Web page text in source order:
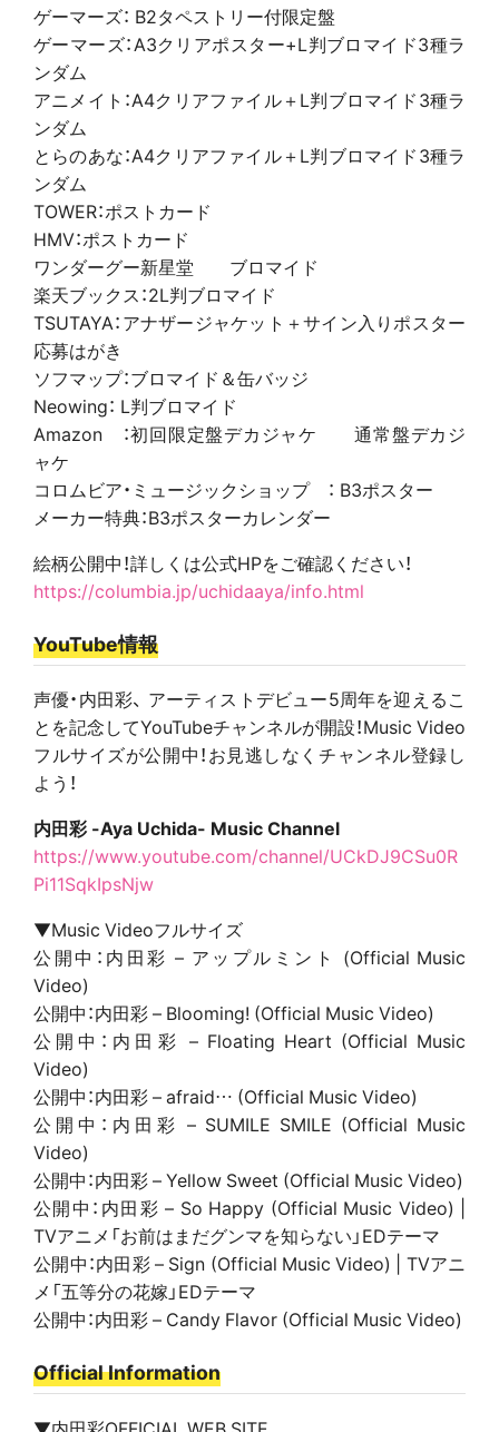
ゲーマーズ： B2タペストリー付限定盤
ゲーマーズ：A3クリアポスター+L判ブロマイド3種ラ
ンダム
アニメイト：A4クリアファイル＋L判ブロマイド3種ラ
ンダム
とらのあな：A4クリアファイル＋L判ブロマイド3種ラ
ンダム
TOWER：ポストカード
HMV：ポストカード
ワンダーグー新星堂 ブロマイド
楽天ブックス：2L判ブロマイド
TSUTAYA：アナザージャケット＋サイン入りポスター
応募はがき
ソフマップ：ブロマイド＆缶バッジ
Neowing： L判ブロマイド
Amazon ：初回限定盤デカジャケ 通常盤デカジ
ャケ
コロムビア・ミュージックショップ ： B3ポスター
メーカー特典：B3ポスターカレンダー
絵柄公開中！詳しくは公式HPをご確認ください！
https://columbia.jp/uchidaaya/info.html
YouTube情報
声優・内田彩、 アーティストデビュー5周年を迎えるこ
とを記念してYouTubeチャンネルが開設！Music Video
フルサイズが公開中！お見逃しなくチャンネル登録し
よう！
内田彩 -Aya Uchida- Music Channel
https://www.youtube.com/channel/UCkDJ9CSu0R
Pi11SqkIpsNjw
▼Music Videoフルサイズ
公開中：内田彩 – アップルミント (Official Music
Video)
公開中：内田彩 – Blooming! (Official Music Video)
公開中：内田彩 – Floating Heart (Official Music
Video)
公開中：内田彩 – afraid… (Official Music Video)
公開中：内田彩 – SUMILE SMILE (Official Music
Video)
公開中：内田彩 – Yellow Sweet (Official Music Video)
公開中：内田彩 – So Happy (Official Music Video) |
TVアニメ「お前はまだグンマを知らない」EDテーマ
公開中：内田彩 – Sign (Official Music Video) | TVアニ
メ「五等分の花嫁」EDテーマ
公開中：内田彩 – Candy Flavor (Official Music Video)
Official Information